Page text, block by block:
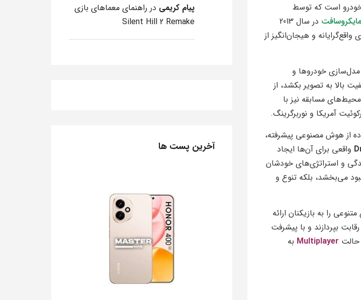
خودرو است که توسط
مایکروسافت
در سال 2013
و هیجان‌انگیز از
مدل‌سازی خودروها و
بالا به تصویر بکشد، از
مسابقه نیز با
آمریکا و نوربرگرینگ.
از هوش مصنوعی پیشرفته،
واقعی برای آن‌ها ایجاد
و استراتژی‌های خودشان
می‌بخشد، بلکه تنوع و
را به بازیکنان ارائه
بپردازند و با پیشرفت
Multiplayer به
پیام کریمی در راهنمای معماهای بازی
Silent Hill 2 Remake
آخرین پست ها